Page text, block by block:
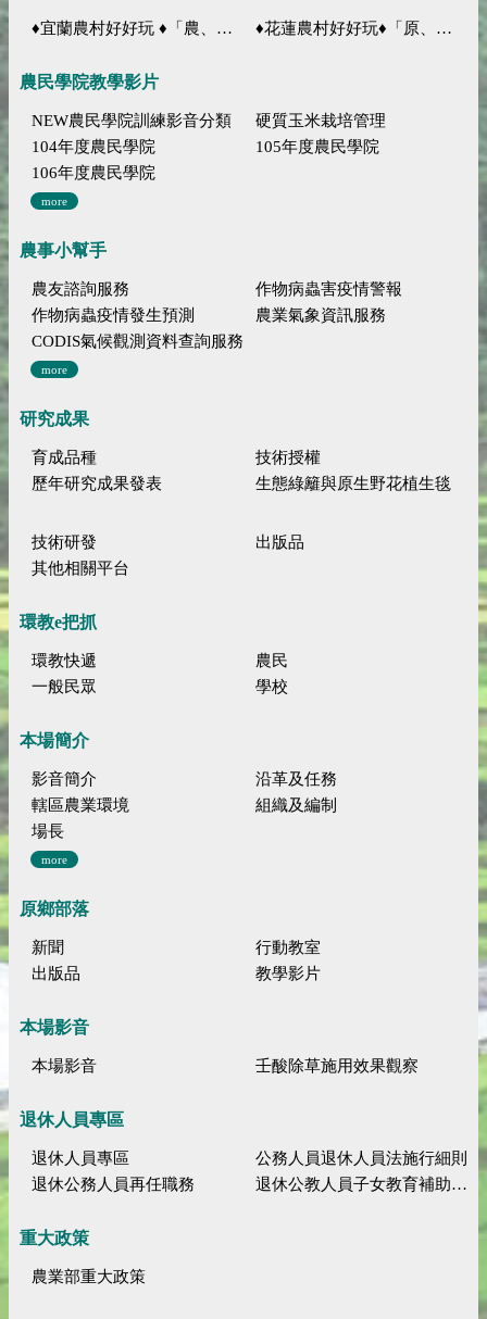
♦宜蘭農村好好玩 ♦「農、藝、山、水」四條遊程推薦 ♦花蓮農村好好玩♦「原、生、慢、活」四條遊程推薦
農民學院教學影片
NEW農民學院訓練影音分類
硬質玉米栽培管理
104年度農民學院
105年度農民學院
106年度農民學院
more
農事小幫手
農友諮詢服務
作物病蟲害疫情警報
作物病蟲疫情發生預測
農業氣象資訊服務
CODIS氣候觀測資料查詢服務
more
研究成果
育成品種
技術授權
歷年研究成果發表
生態綠籬與原生野花植生毯
技術研發
出版品
其他相關平台
環教e把抓
環教快遞
農民
一般民眾
學校
本場簡介
影音簡介
沿革及任務
轄區農業環境
組織及編制
場長
more
原鄉部落
新聞
行動教室
出版品
教學影片
本場影音
本場影音 壬酸除草施用效果觀察
退休人員專區
退休人員專區
公務人員退休人員法施行細則
退休公務人員再任職務
退休公教人員子女教育補助規定
重大政策
農業部重大政策